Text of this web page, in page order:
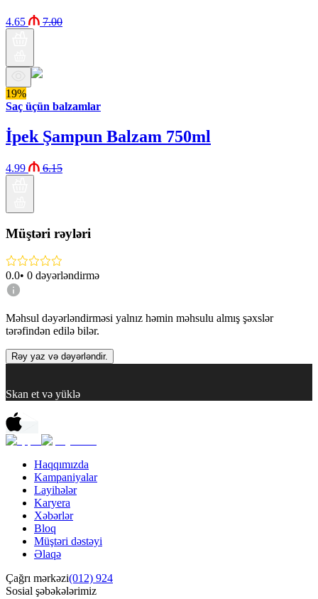
4.65 7.00
19%
Saç üçün balzamlar
İpek Şampun Balzam 750ml
4.99 6.15
Müştəri rəyləri
0.0• 0 dəyərləndirmə
Məhsul dəyərləndirməsi yalnız həmin məhsulu almış şəxslər
tərəfindən edilə bilər.
Rəy yaz və dəyərləndir.
Skan et və yüklə
Haqqımızda
Kampaniyalar
Layihələr
Karyera
Xəbərlər
Bloq
Müştəri dəstəyi
Əlaqə
Çağrı mərkəzi(012) 924
Sosial şəbəkələrimiz